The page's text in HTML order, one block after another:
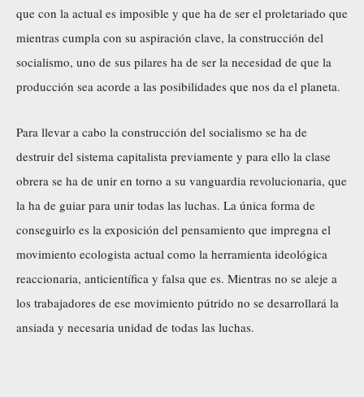
que con la actual es imposible y que ha de ser el proletariado que
mientras cumpla con su aspiración clave, la construcción del
socialismo, uno de sus pilares ha de ser la necesidad de que la
producción sea acorde a las posibilidades que nos da el planeta.
Para llevar a cabo la construcción del socialismo se ha de
destruir del sistema capitalista previamente y para ello la clase
obrera se ha de unir en torno a su vanguardia revolucionaria, que
la ha de guiar para unir todas las luchas. La única forma de
conseguirlo es la exposición del pensamiento que impregna el
movimiento ecologista actual como la herramienta ideológica
reaccionaria, anticientífica y falsa que es. Mientras no se aleje a
los trabajadores de ese movimiento pútrido no se desarrollará la
ansiada y necesaria unidad de todas las luchas.